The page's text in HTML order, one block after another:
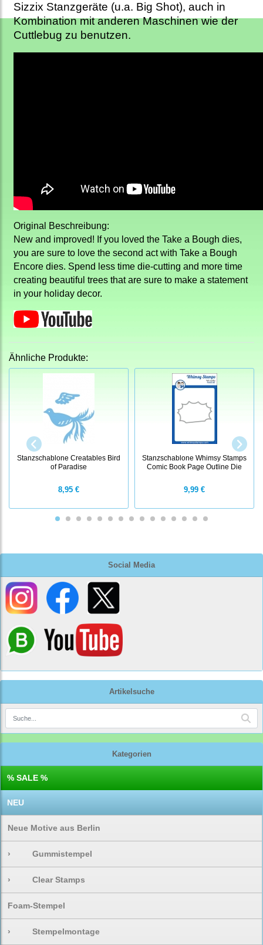
Social Media
Artikelsuche
Kategorien
% SALE %
NEU
Neue Motive aus Berlin
› Gummistempel
› Clear Stamps
Foam-Stempel
› Stempelmontage
Sizzix Stanzgeräte (u.a. Big Shot), auch in
Kombination mit anderen Maschinen wie der
Cuttlebug zu benutzen.
Original Beschreibung:
New and improved! If you loved the Take a Bough dies,
you are sure to love the second act with Take a Bough
Encore dies. Spend less time die-cutting and more time
creating beautiful trees that are sure to make a statement
in your holiday decor.
Ähnliche Produkte:
Stanzschablone Creatables Bird
of Paradise
8,95 €
Stanzschablone Whimsy Stamps
Comic Book Page Outline Die
9,99 €